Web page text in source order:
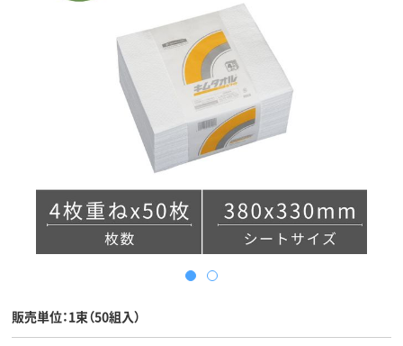
販売単位：1束（50組入）